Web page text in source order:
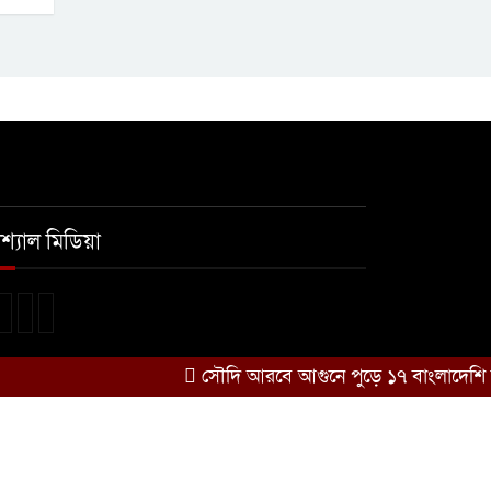
মিডিয়া
সৌদি আরবে আগুনে পুড়ে ১৭ বাংলাদেশি নিহত